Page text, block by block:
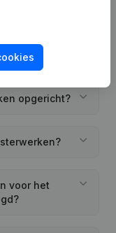
opgericht?
voor het